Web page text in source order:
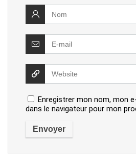
Enregistrer mon nom, mon
dans le navigateur pour mon